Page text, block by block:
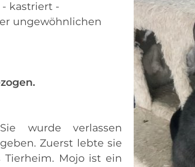
- kastriert -
ungewöhnlichen
wurde verlassen
Zuerst lebte sie
Mojo ist ein